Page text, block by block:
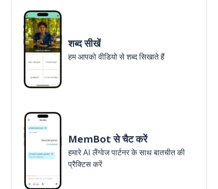
शब्द सीखें
हम आपको वीडियो से शब्द सिखाते हैं
MemBot से चैट करें
हमारे AI लैंग्वेज पार्टनर के साथ बातचीत की
प्रैक्टिस करें